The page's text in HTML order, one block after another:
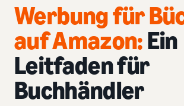
Werbung für
auf Amazon:Ein
Leitfaden für
Buchhändler